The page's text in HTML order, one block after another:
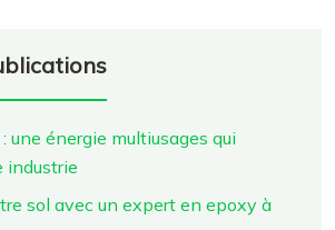
une énergie multiusages qui
industrie
sol avec un expert en epoxy à